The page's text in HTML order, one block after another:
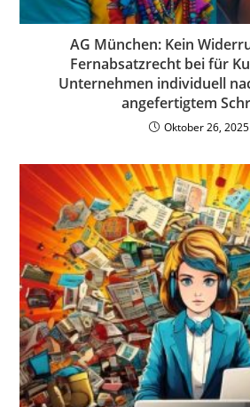
AG München: Kein
Fernabsatzrecht bei für
Unternehmen individuell
angefertigtem
Oktober 26, 2025